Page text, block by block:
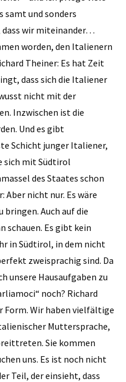
samt und sonders
wir miteinander…
worden, den Italienern
Theiner: Es hat Zeit
dass sich die Italiener
nicht mit der
Inzwischen ist die
Und es gibt
Schicht junger Italiener,
sich mit Südtirol
des Staates schon
Aber nicht nur. Es wäre
bringen. Auch auf die
schauen. Es gibt kein
in Südtirol, in dem nicht
zweisprachig sind. Da
unsere Hausaufgaben zu
noch? Richard
Form. Wir haben vielfältige
Muttersprache,
Sie kommen
uns. Es ist noch nicht
Teil, der einsieht, dass